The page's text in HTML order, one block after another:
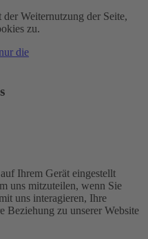
Weiternutzung der Seite,
zu.
die
Ihrem Gerät eingestellt
uns mitzuteilen, wenn Sie
uns interagieren, Ihre
Beziehung zu unserer Website